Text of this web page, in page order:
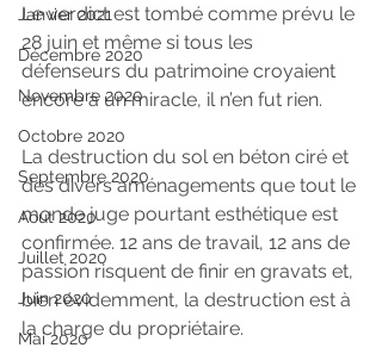
Janvier 2021
Décembre 2020
Novembre 2020
Octobre 2020
Septembre 2020
Aout 2020
Juillet 2020
Juin 2020
Mai 2020
Le verdict est tombé comme prévu le
28 juin et même si tous les
défenseurs du patrimoine croyaient
encore à un miracle, il n’en fut rien.
La destruction du sol en béton ciré et
des divers aménagements que tout le
monde juge pourtant esthétique est
confirmée. 12 ans de travail, 12 ans de
passion risquent de finir en gravats et,
bien évidemment, la destruction est à
la charge du propriétaire.